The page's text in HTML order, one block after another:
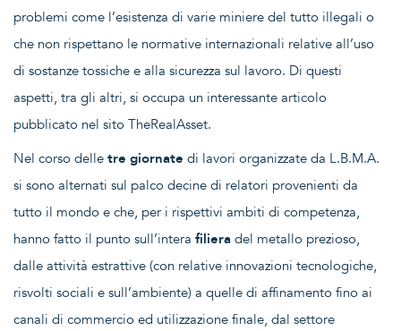
problemi come l’esistenza di varie miniere del tutto illegali o
che non rispettano le normative internazionali relative all’uso
di sostanze tossiche e alla sicurezza sul lavoro. Di questi
aspetti, tra gli altri, si occupa un interessante articolo
pubblicato nel sito TheRealAsset.
Nel corso delle tre giornate di lavori organizzate da L.B.M.A.
si sono alternati sul palco decine di relatori provenienti da
tutto il mondo e che, per i rispettivi ambiti di competenza,
hanno fatto il punto sull’intera filiera del metallo prezioso,
dalle attività estrattive (con relative innovazioni tecnologiche,
risvolti sociali e sull’ambiente) a quelle di affinamento fino ai
canali di commercio ed utilizzazione finale, dal settore